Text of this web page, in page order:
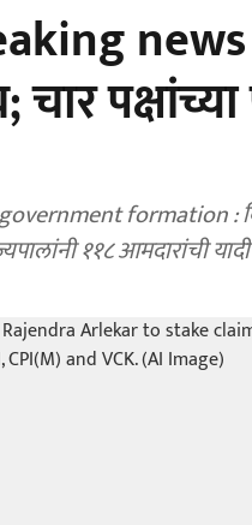
news
formation :
११८ आमदारांची